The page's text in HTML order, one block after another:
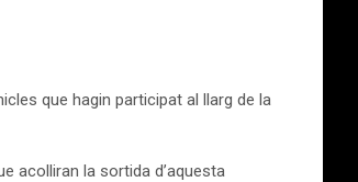
que hagin participat al llarg de la
acolliran la sortida d’aquesta